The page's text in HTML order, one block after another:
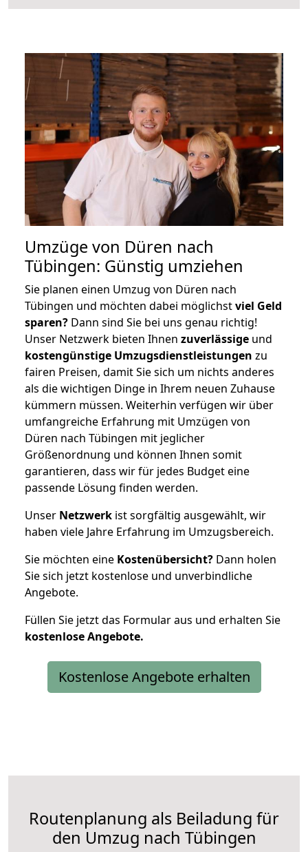
Umzüge von Düren nach
Tübingen: Günstig umziehen
Sie planen einen Umzug von Düren nach
Tübingen und möchten dabei möglichstviel Geld
sparen? Dann sind Sie bei uns genau richtig!
Unser Netzwerk bieten Ihnen zuverlässige und
kostengünstige Umzugsdienstleistungen zu
fairen Preisen, damit Sie sich um nichts anderes
als die wichtigen Dinge in Ihrem neuen Zuhause
kümmern müssen. Weiterhin verfügen wir über
umfangreiche Erfahrung mit Umzügen von
Düren nach Tübingen mit jeglicher
Größenordnung und können Ihnen somit
garantieren, dass wir für jedes Budget eine
passende Lösung finden werden.
Unser Netzwerk ist sorgfältig ausgewählt, wir
haben viele Jahre Erfahrung im Umzugsbereich.
Sie möchten eine Kostenübersicht? Dann holen
Sie sich jetzt kostenlose und unverbindliche
Angebote.
Füllen Sie jetzt das Formular aus und erhalten Sie
kostenloseAngebote.
Kostenlose Angebote erhalten
Routenplanung als Beiladung für
den Umzug nach Tübingen